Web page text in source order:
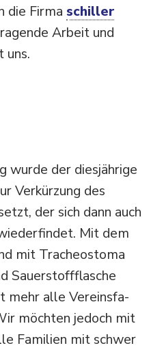
die Firma schiller​
Arbeit und
uns.
wurde der diesjährige
Verkürzung des
der sich dann auch
Mit dem
mit Tracheo­stoma
Sauer­stoff­flasche
mehr alle Vereins­fa­
möchten jedoch mit
Familien mit schwer